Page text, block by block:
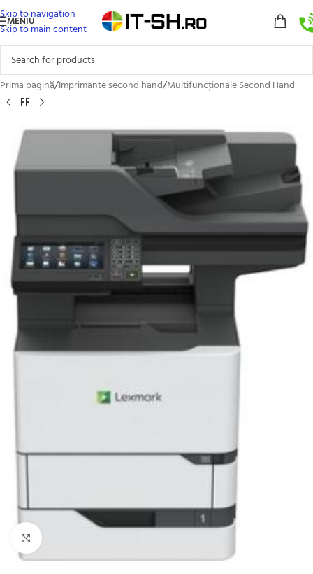
Skip to navigation
Skip to main content
MENIU
Prima pagină/Imprimante second hand/Multifuncţionale Second Hand
Click to enlarge